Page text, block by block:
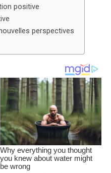
positive
perspectives